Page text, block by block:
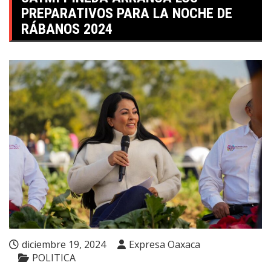
PREPARATIVOS PARA LA NOCHE DE
RÁBANOS 2024
diciembre 19, 2024
Expresa Oaxaca
POLITICA